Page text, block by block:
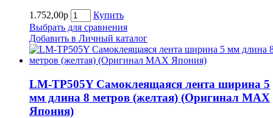
1.752,00р
Купить
Выбрать для сравнения
Добавить в Личный каталог
LM-TP505Y Самоклеящаяся лента ширина 5
мм длина 8 метров (желтая) (Оригинал MAX
Япония)